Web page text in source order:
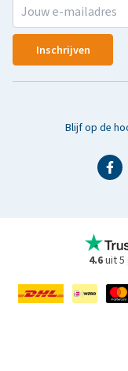
Inschrijven
Blijf op de
4.6uit 5